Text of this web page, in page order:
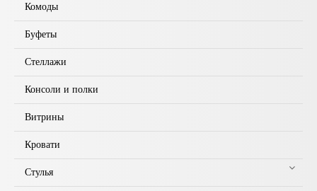
Комоды
Буфеты
Стеллажи
Консоли и полки
Витрины
Кровати
Стулья